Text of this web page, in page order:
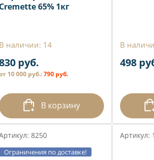
65% 1кг
наличии: 14
руб.
10 000 руб.:790 руб.
В корзину
В
498
8250
Ограничения по доставке!
Артикул: